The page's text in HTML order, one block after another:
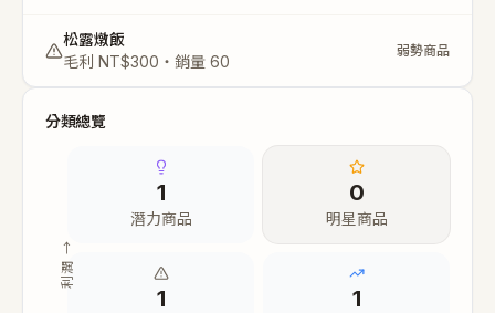
松露燉飯
毛利 NT$300 ・ 銷量 60
弱勢商品
分類總覽
利潤 →
1
潛力商品
0
明星商品
1 1